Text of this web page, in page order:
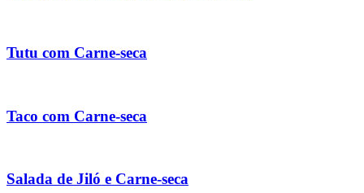
Tutu com Carne-seca
Taco com Carne-seca
Salada de Jiló e Carne-seca